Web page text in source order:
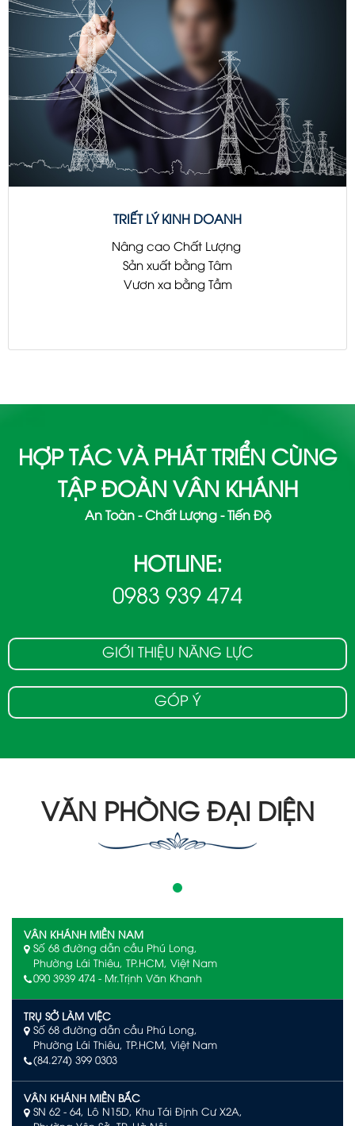
TRIẾT LÝ KINH DOANH
Nâng cao Chất Lượng
Sản xuất bằng Tâm
Vươn xa bằng Tầm
HỢP TÁC VÀ PHÁT TRIỂN CÙNG
TẬP ĐOÀN VÂN KHÁNH
An Toàn - Chất Lượng - Tiến Độ
HOTLINE:
0983 939 474
GIỚI THIỆU NĂNG LỰC
GÓP Ý
VĂN PHÒNG ĐẠI DIỆN
VÂN KHÁNH MIỀN NAM
Số 68 đường dẫn cầu Phú Long,
Phường Lái Thiêu, TP.HCM, Việt Nam
090 3939 474 - Mr.Trịnh Văn Khanh
TRỤ SỞ LÀM VIỆC
Số 68 đường dẫn cầu Phú Long,
Phường Lái Thiêu, TP.HCM, Việt Nam
(84.274) 399 0303
VÂN KHÁNH MIỀN BẮC
SN 62 - 64, Lô N15D, Khu Tái Định Cư X2A,